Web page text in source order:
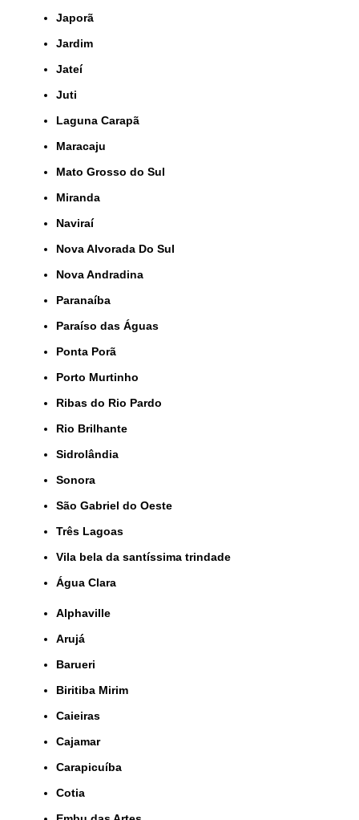
Japorã
Jardim
Jateí
Juti
Laguna Carapã
Maracaju
Mato Grosso do Sul
Miranda
Naviraí
Nova Alvorada Do Sul
Nova Andradina
Paranaíba
Paraíso das Águas
Ponta Porã
Porto Murtinho
Ribas do Rio Pardo
Rio Brilhante
Sidrolândia
Sonora
São Gabriel do Oeste
Três Lagoas
Vila bela da santíssima trindade
Água Clara
Alphaville
Arujá
Barueri
Biritiba Mirim
Caieiras
Cajamar
Carapicuíba
Cotia